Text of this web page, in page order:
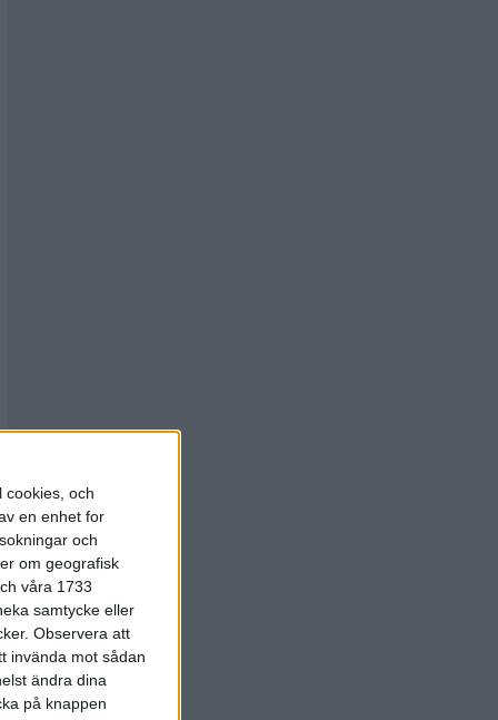
cookies, och
en enhet for
och
om geografisk
våra 1733
samtycke eller
Observera att
invända mot sådan
ändra dina
på knappen